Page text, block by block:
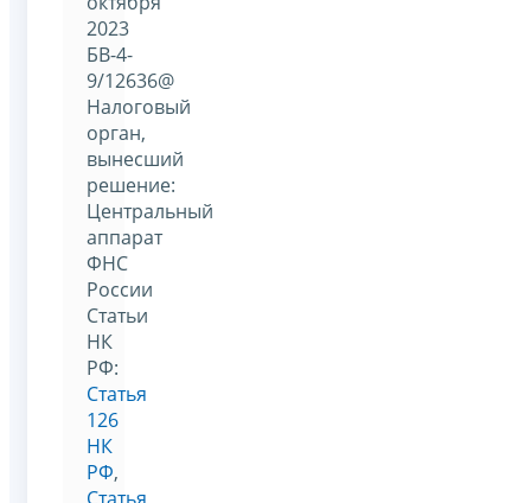
2023
БВ-4-
9/12636@
Налоговый
орган,
вынесший
решение:
Центральный
аппарат
ФНС
России
Статьи
НК
РФ:
Статья
126
НК
РФ,
Статья